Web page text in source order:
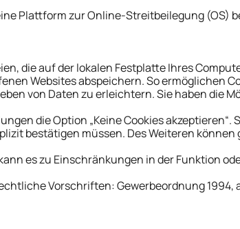
Plattform zur Online-Streitbeilegung (OS)
die auf der lokalen Festplatte Ihres
Websites abspeichern. So ermöglichen
von Daten zu erleichtern. Sie haben die
die Option „Keine Cookies
bestätigen müssen. Des Weiteren
es zu Einschränkungen in der Funktion
Vorschriften: Gewerbeordnung 1994,